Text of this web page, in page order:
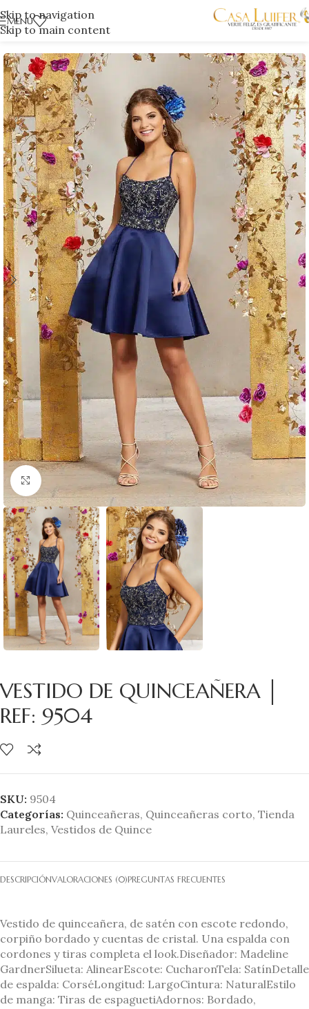
Skip to navigation
Skip to main content
MENÚ
Inicio/ Tienda Laureles
Clic para ampliar
VESTIDO DE QUINCEAÑERA │
REF: 9504
SKU: 9504
Categorías: Quinceañeras, Quinceañeras corto, Tienda
Laureles, Vestidos de Quince
DESCRIPCIÓNVALORACIONES (0)PREGUNTAS FRECUENTES
Vestido de quinceañera, de satén con escote redondo,
corpiño bordado y cuentas de cristal. Una espalda con
cordones y tiras completa el look.Diseñador: Madeline
GardnerSilueta: AlinearEscote: CucharonTela: SatínDetalle
de espalda: CorséLongitud: LargoCintura: NaturalEstilo
de manga: Tiras de espaguetiAdornos: Bordado,